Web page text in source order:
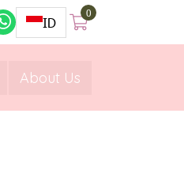
ID
0
About Us